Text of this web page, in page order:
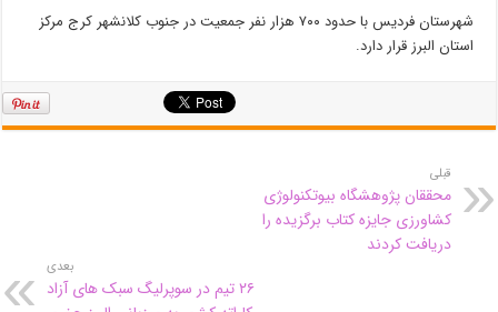
شهرستان فردیس با حدود ۷۰۰ هزار نفر جمعیت در جنوب کلانشهر کرج مرکز
استان البرز قرار دارد.
قبلی
محققان پژوهشگاه بیوتکنولوژی
کشاورزی جایزه کتاب برگزیده را
دریافت کردند
بعدی
۲۶ تیم در سوپرلیگ سبک های آزاد